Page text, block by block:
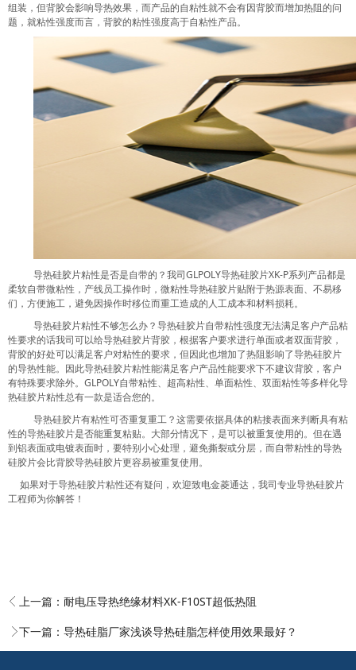
组装，但背胶会影响导热效果，而产品的自粘性就不会有因背胶而增加热阻的问
题，就粘性强度而言，背胶的粘性强度高于自粘性产品。
导热硅胶片粘性是否是自带的？我司GLPOLY导热硅胶片XK-P系列产品都是
柔软自带微粘性，产线员工操作时，微粘性导热硅胶片贴附于热源表面、不易移
们，方便施工，避免因操作时移位而重工造成的人工成本和材料损耗。
导热硅胶片粘性不够怎么办？导热硅胶片自带粘性强度无法满足客户产品粘
性要求的话我司可以给导热硅胶片背胶，根据客户要求进行单面或者双面背胶，
背胶的好处可以满足客户对粘性的要求，但因此也增加了热阻影响了导热硅胶片
的导热性能。因此导热硅胶片粘性能满足客户产品性能要求下不建议背胶，客户
有特殊要求除外。 GLPOLY自带粘性、超高粘性、单面粘性、双面粘性等多样化导
热硅胶片粘性总有一款是适合您的。
导热硅胶片有粘性可否重复重工？这需要依据具体的粘接表面来判断具有粘
性的导热硅胶片是否能重复粘贴。大部分情况下，是可以被重复使用的。但在遇
到铝表面或电镀表面时，要特别小心处理，避免撕裂或分层，而自带粘性的导热
硅胶片会比背胶导热硅胶片更容易被重复使用。
如果对于导热硅胶片粘性还有疑问，欢迎致电金菱通达，我司专业导热硅胶片
工程师为你解答！
上一篇： 耐电压导热绝缘材料XK-F10ST超低热阻
下一篇： 导热硅脂厂家浅谈导热硅脂怎样使用效果最好？